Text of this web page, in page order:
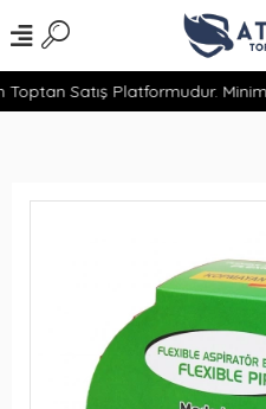
Satış Platformudur.